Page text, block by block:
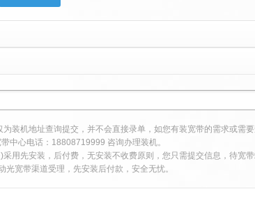
为装机地址查询提交，并不会直接录单，如您有装宽带的需求或需
中心电话：18808719999 咨询办理装机。
用先安装，后付费，无安装不收费原则，您只需提交信息，待宽带
光宽带渠道受理，先安装后付款，安全无忧。